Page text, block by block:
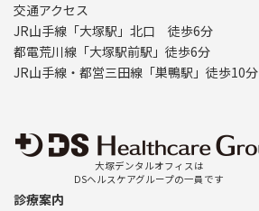
交通アクセス
JR山手線「大塚駅」北口 徒歩6分
都電荒川線「大塚駅前駅」徒歩6分
JR山手線・都営三田線「巣鴨駅」徒歩10分
大塚デンタルオフィスは
DSヘルスケアグループの一員です
診療案内